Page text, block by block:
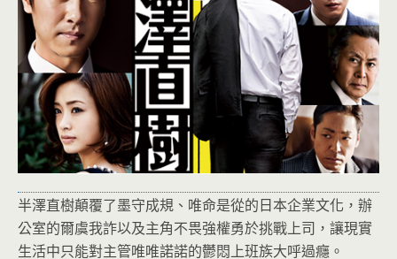
半澤直樹顛覆了墨守成規、唯命是從的日本企業文化，辦
公室的爾虞我詐以及主角不畏強權勇於挑戰上司，讓現實
生活中只能對主管唯唯諾諾的鬱悶上班族大呼過癮。